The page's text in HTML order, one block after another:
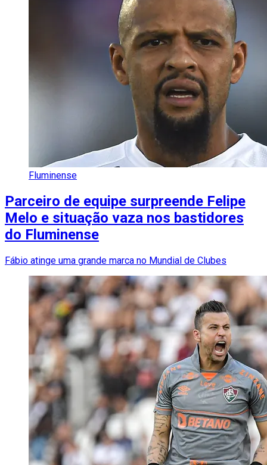
Fluminense
Parceiro de equipe surpreende Felipe
Melo e situação vaza nos bastidores
do Fluminense
Fábio atinge uma grande marca no Mundial de Clubes